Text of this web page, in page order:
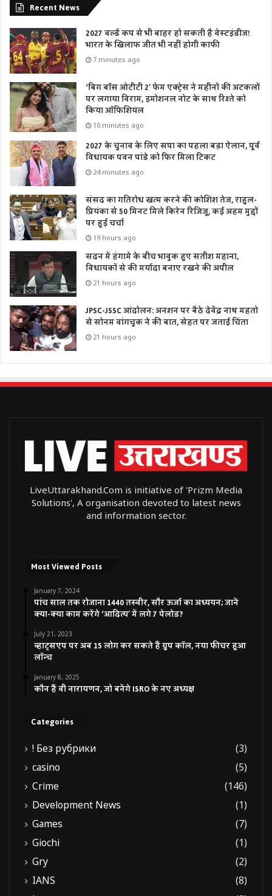
Recent News
2027 वर्ल्ड कप से भी बाहर हो सकती है वेस्टइंडीज!
भारत के खिलाफ जीत भी नहीं होगी काफी
7 minutes ago
‘बिग बॉस ओटीटी 2’ फेम एक्ट्रेस ने महीनों की अटकलों
पर लगाया विराम, इमोशनल नोट के साथ रिश्ते को
किया ऑफिशियल
10 minutes ago
2027 के चुनाव के लिए सपा का पहला बड़ा ऐलान, पूर्व
विधायक पवन पांडे को फिर मिला टिकट
24 minutes ago
संसद का गतिरोध खत्म करने की कोशिश तेज, राहुल-
प्रियंका से 50 मिनट मिले किरेन रिजिजू, कई अहम मुद्दों
पर हुई चर्चा
19 hours ago
सदन में हंगामे के बीच भावुक हुए सतीश महाना,
विधायकों से की मर्यादा बनाए रखने की अपील
21 hours ago
JPSC-JSSC आंदोलन: अनशन पर बैठे देवेंद्र नाथ महतो
से सोनम वांगचुक ने की बात, सेहत पर जताई चिंता
21 hours ago
LiveUttarakhand.Com is initiative of 'Prizm Media
Solutions', A organisation devoted to latest news
and information sector.
Most Viewed Posts
January 7, 2024
पांच साल तक रोजाना 1440 तस्वीर, सौर ऊर्जा का अध्ययन; जानें
क्या-क्या काम करेंगे ‘आदित्य’ में लगे 7 पेलोड?
July 21, 2023
व्हाट्सएप पर अब 15 लोग कर सकते हैं ग्रुप कॉल, नया फीचर हुआ
लॉन्च
January 8, 2025
कौन हैं वी नारायणन, जो बनेंगे ISRO के नए अध्यक्ष
Categories
! Без рубрики
(3)
casino
(5)
Crime
(146)
Development News
(1)
Games
(7)
Giochi
(1)
Gry
(2)
IANS
(8)